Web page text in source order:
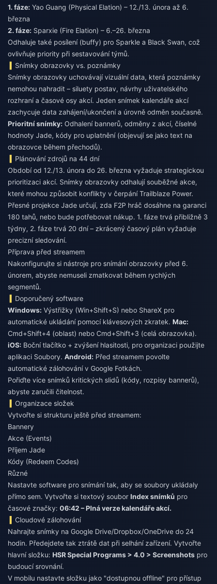
1. fáze: Yao Guang (Physical Elation) – 12./13. února až 6.
března
2. fáze: Sparxie (Fire Elation) – 6.–26. března
Odhaluje také posílení (buffy) pro Sparkle a Black Swan, což
ovlivňuje priority při sestavování týmů.
Snímky obrazovky vs. poznámky
Snímky obrazovky uchovávají vizuální data, která poznámky
nemohou nahradit – siluety postav, návrhy uživatelského
rozhraní a časové osy akcí. Jeden snímek kalendáře akcí
zachycuje data zahájení/ukončení a úrovně odměn současně.
Prioritní snímky: Odhalení bannerů, odměny z akcí, číselné
hodnoty Jade, kódy pro uplatnění (objevují se jako text na
obrazovce během přechodů).
Plánování zdrojů na 44 dní
Období od 12./13. února do 26. března vyžaduje strategickou
prioritizaci akcí. Snímky obrazovky odhalují souběžné akce,
které mohou způsobit konflikty v čerpání Trailblaze Power.
Přesné projekce Jade určují, zda F2P hráč dosáhne na garanci
180 tahů, nebo bude potřebovat nákup. 1. fáze trvá přibližně 3
týdny, 2. fáze trvá 20 dní – zkrácený časový plán vyžaduje
precizní sledování.
Příprava před streamem
Nakonfigurujte si nástroje pro snímání obrazovky před 6.
únorem, abyste nemuseli zmatkovat během rychlých
segmentů.
Doporučený software
Windows: Výstřižky (Win+Shift+S) nebo ShareX pro
automatické ukládání pomocí klávesových zkratek. Mac:
Cmd+Shift+4 (oblast) nebo Cmd+Shift+3 (celá obrazovka).
iOS: Boční tlačítko + zvýšení hlasitosti, pro organizaci použijte
aplikaci Soubory. Android: Před streamem povolte
automatické zálohování v Google Fotkách.
Pořiďte více snímků kritických slidů (kódy, rozpisy bannerů),
abyste zaručili čitelnost.
Organizace složek
Vytvořte si strukturu ještě před streamem:
Bannery
Akce (Events)
Příjem Jade
Kódy (Redeem Codes)
Různé
Nastavte software pro snímání tak, aby se soubory ukládaly
přímo sem. Vytvořte si textový soubor Index snímků pro
časové značky: 06:42 – Plná verze kalendáře akcí.
Cloudové zálohování
Nahrajte snímky na Google Drive/Dropbox/OneDrive do 24
hodin. Předejdete tak ztrátě dat při selhání zařízení. Vytvořte
hlavní složku: HSR Special Programs > 4.0 > Screenshots pro
budoucí srovnání.
V mobilu nastavte složku jako "dostupnou offline" pro přístup